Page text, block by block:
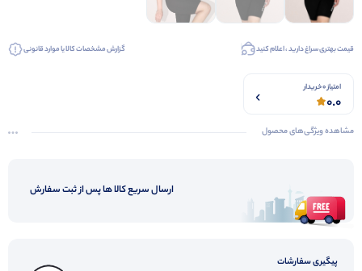
قیمت بهتری سراغ دارید ، اعلام کنید گزارش مشخصات کالا یا موارد قانونی
امتیاز 0 خریدار
0.0
مشاهده ویژگی‌های محصول
ارسال سریع کالا ها پس از ثبت سفارش
پیگیری سفارشات